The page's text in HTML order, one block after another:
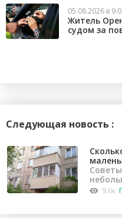
05.08.2026 в
Житель
судом за
Следующая новость :
9.6к